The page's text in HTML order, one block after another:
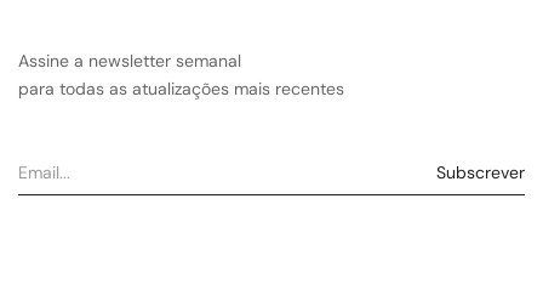
Assine a newsletter semanal
para todas as atualizações mais recentes